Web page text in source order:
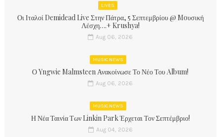
LIVES
Οι Ιταλοί Demidead Live Στην Πάτρα, 5 Σεπτεμβρίου @ Moυσική
Λέσχη….+ Krushya!
Aug 06, 2026
MUSIC NEWS
Ο Yngwie Malmsteen Ανακοίνωσε Το Νέο Του Album!
Aug 06, 2026
MUSIC NEWS
Η Νέα Ταινία Των Linkin Park Έρχεται Τον Σεπτέμβριο!
Aug 04, 2026